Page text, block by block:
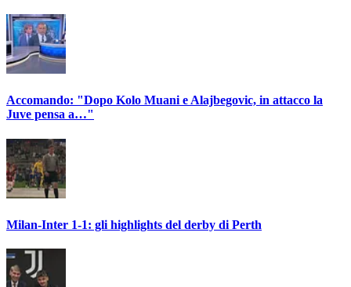
Accomando: "Dopo Kolo Muani e Alajbegovic, in attacco la
Juve pensa a…"
Milan-Inter 1-1: gli highlights del derby di Perth